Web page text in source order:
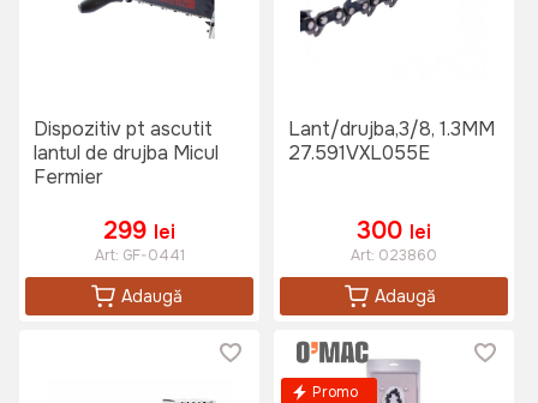
Dispozitiv pt ascutit
lantul de drujba Micul
Fermier
299 lei
Art: GF-0441
Adaugă
Lant/drujba,3/8, 1.3MM
27.591VXL055E
300 lei
Art: 023860
Adaugă
Promo